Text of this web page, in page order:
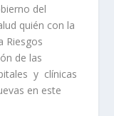
del
quién con la
Riesgos
de las
y clínicas
en este